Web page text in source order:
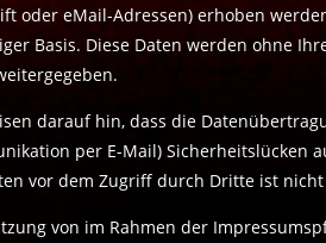
oder eMail-Adressen) erhoben
Basis. Diese Daten werden ohne
darauf hin, dass die
per E-Mail) Sicherheitslücken
vor dem Zugriff durch Dritte ist
von im Rahmen der